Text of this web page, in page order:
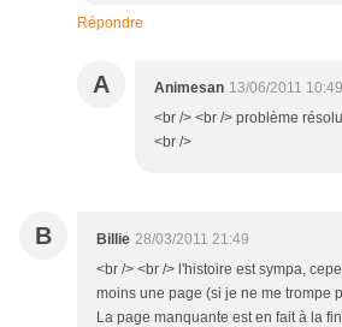
Répondre
A Animesan 13/06/2011 10:49
<br /> <br /> problème
<br />
B Billie 28/03/2011 21:49
<br /> <br /> l'histoire est sympa,
moins une page (si je ne me trompe
La page manquante est en fait à la